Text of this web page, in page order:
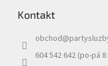
Kontakt
obchod@
604 542 642 (po-pá